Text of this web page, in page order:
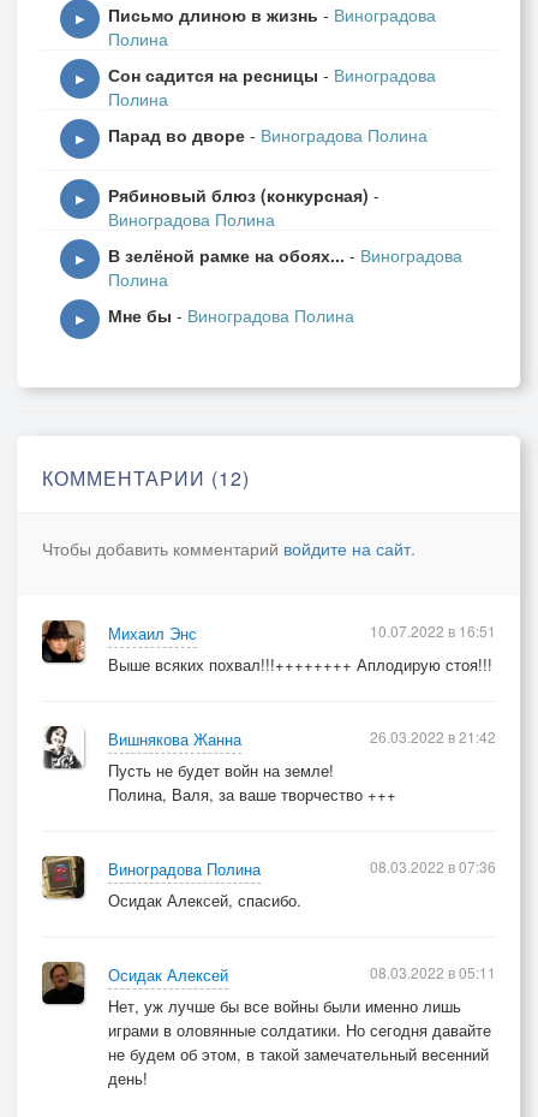
Каждый должен для мира оставить свой след.
Не хотим, как отцы умирать слишком рано,
Не хотим уходить слишком рано, как дед.
Мы, играя, в «боях» , как всегда побеждали,
Точно знаем: Россия в войну не играет,
Ну, а если война, победит всё равно.
▶ Письмо длиною в жизнь - Виноградова
Полина
▶ Сон садится на ресницы - Виноградова
Полина
▶ Парад во дворе - Виноградова Полина
▶ Рябиновый блюз (конкурсная) -
Виноградова Полина
▶ В зелёной рамке на обоях... - Виноградова
Полина
▶ Мне бы - Виноградова Полина
КОММЕНТАРИИ (12)
Чтобы добавить комментарий войдите на сайт.
Михаил Энс
Выше всяких похвал!!!++++++++ Аплодирую стоя!!!
10.07.2022 в 16:51
Вишнякова Жанна
Пусть не будет войн на земле!
Полина, Валя, за ваше творчество +++
26.03.2022 в 21:42
Виноградова Полина
Осидак Алексей, спасибо.
08.03.2022 в 07:36
Осидак Алексей
Нет, уж лучше бы все войны были именно лишь
играми в оловянные солдатики. Но сегодня давайте
не будем об этом, в такой замечательный весенний
день!
08.03.2022 в 05:11